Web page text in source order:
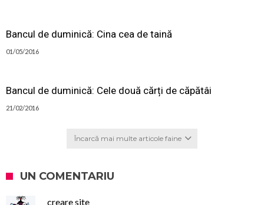
Bancul de duminică: Cina cea de taină
01/05/2016
Bancul de duminică: Cele două cărți de căpătâi
21/02/2016
Încarcă mai multe articole faine
UN COMENTARIU
creare site